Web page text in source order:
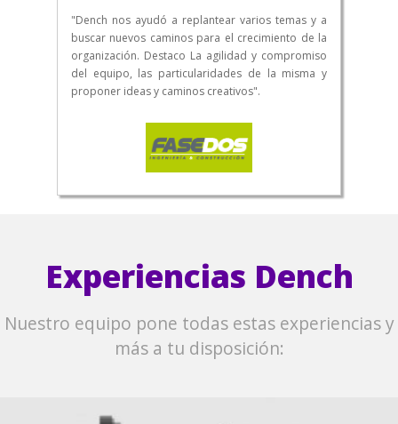
"Dench nos ayudó a replantear varios temas y a
buscar nuevos caminos para el crecimiento de la
organización. Destaco La agilidad y compromiso
del equipo, las particularidades de la misma y
proponer ideas y caminos creativos".
Experiencias Dench
Nuestro equipo pone todas estas experiencias y
más a tu disposición: